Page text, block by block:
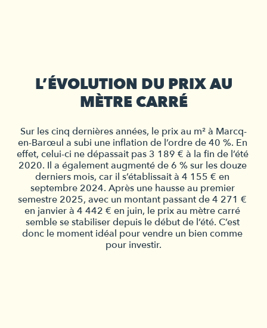
L’ÉVOLUTION DU PRIX AU
MÈTRE CARRÉ
Sur les cinq dernières années, le prix au m² à Marcq-
en-Barœul a subi une inflation de l’ordre de 40 %. En
effet, celui-ci ne dépassait pas 3 189 € à la fin de l’été
2020. Il a également augmenté de 6 % sur les douze
derniers mois, car il s’établissait à 4 155 € en
septembre 2024. Après une hausse au premier
semestre 2025, avec un montant passant de 4 271 €
semble se stabiliser depuis le début de l’été. C’est
donc le moment idéal pour vendre un bien comme
pour investir.